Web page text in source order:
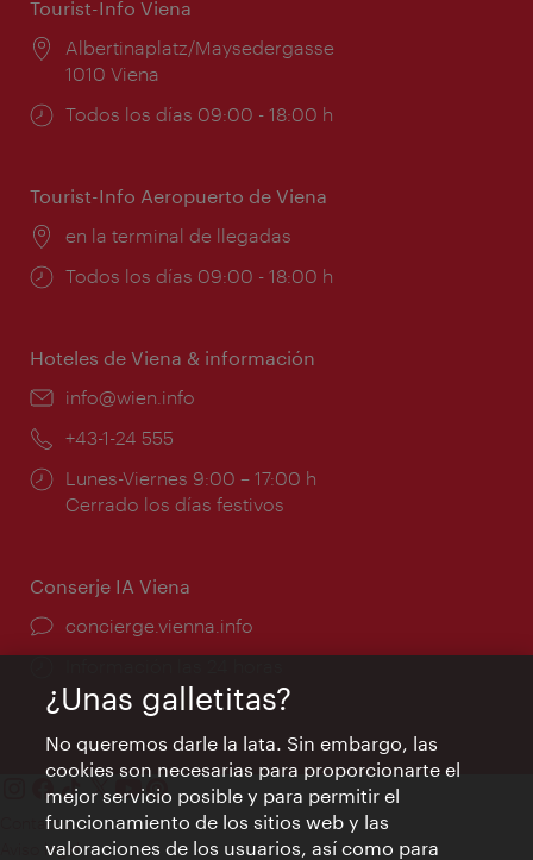
Tourist-Info Viena
Lugar:
Albertinaplatz/Maysedergasse
1010 Viena
Horarios
Todos los días 09:00 - 18:00 h
Tourist-Info Aeropuerto de Viena
Lugar:
en la terminal de llegadas
Horarios
Todos los días 09:00 - 18:00 h
Hoteles de Viena & información
e-
info@wien.info
Teléfono:
+43-1-24 555
Horarios
de
Lunes-Viernes 9:00 – 17:00 h
Cerrado los días festivos
Conserje IA Viena
concierge.vienna.info
Contacto
Aviso legal
¿Unas galletitas?
No queremos darle la lata. Sin embargo, las
cookies son necesarias para proporcionarte el
mejor servicio posible y para permitir el
funcionamiento de los sitios web y las
valoraciones de los usuarios, así como para